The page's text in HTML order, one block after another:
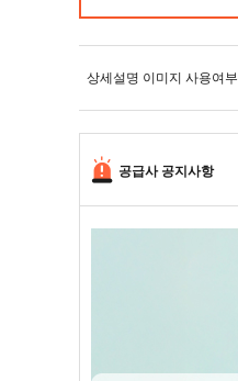
상세설명 이미지 사용여부
공급사 공지사항